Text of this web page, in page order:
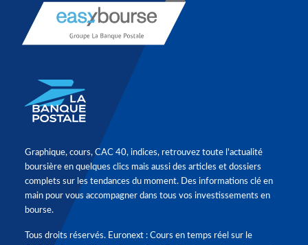
Graphique, cours, CAC 40, indices, retrouvez toute l'actualité
boursière en quelques clics mais aussi des articles et dossiers
complets sur les tendances du moment. Des informations clé en
main pour vous accompagner dans tous vos investissements en
bourse.
Tous droits réservés. Euronext : Cours en temps réel sur le